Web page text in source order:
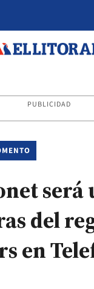
PUBLICIDAD
será
del
en